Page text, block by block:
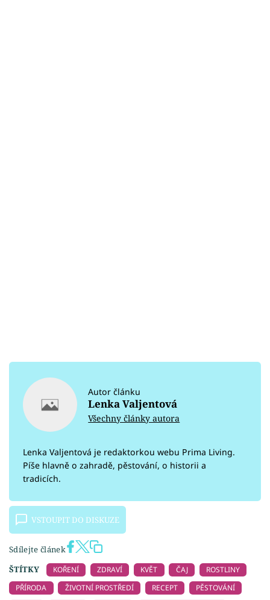
Autor článku
Lenka Valjentová
Všechny články autora
Lenka Valjentová je redaktorkou webu Prima Living.
Píše hlavně o zahradě, pěstování, o historii a
tradicích.
VSTOUPIT DO DISKUZE
Sdílejte článek
ŠTÍTKY
KOŘENÍ ZDRAVÍ KVĚT ČAJ
ROSTLINY
PŘÍRODA
ŽIVOTNÍ PROSTŘEDÍ RECEPT
PĚSTOVÁNÍ